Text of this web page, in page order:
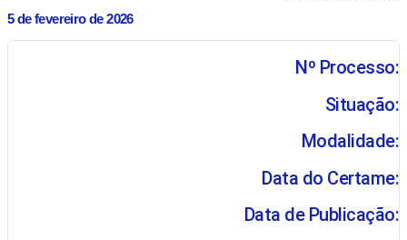
5 de fevereiro de 2026
Nº Processo:
Situação:
Modalidade:
Data do Certame:
Data de Publicação: